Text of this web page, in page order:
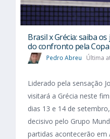
Brasil x Grécia: saiba
do confronto pela
Pedro Abreu Última
Liderado pela sensação
visitará a Grécia neste
dias 13 e 14 de
decisivo pelo Grupo
partidas acontecerão em